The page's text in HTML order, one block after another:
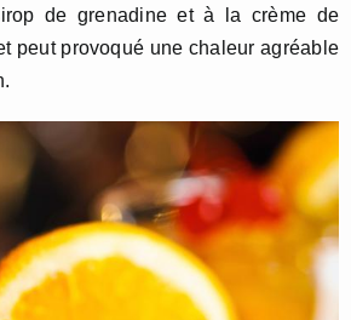
de grenadine et à la crème de
peut provoqué une chaleur agréable